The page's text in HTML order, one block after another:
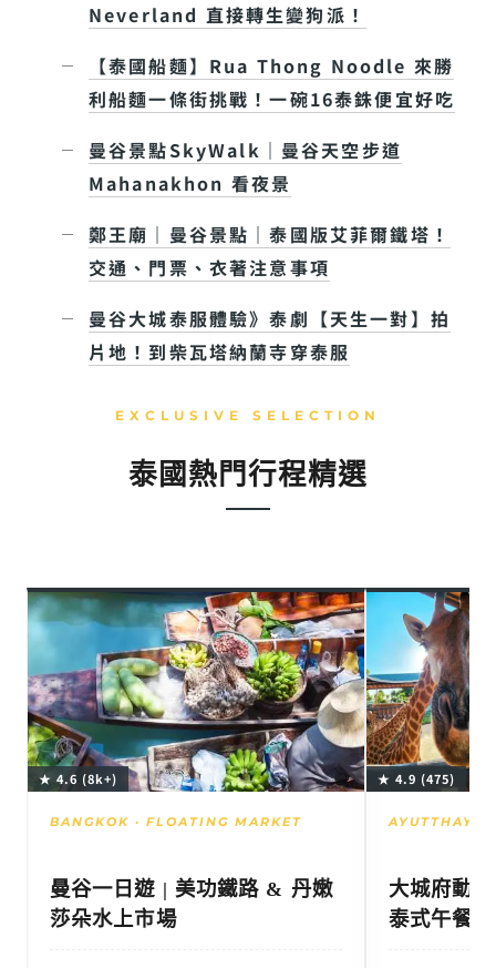
Neverland 直接轉生變狗派！
【泰國船麵】Rua Thong Noodle 來勝
利船麵一條街挑戰！一碗16泰銖便宜好吃
曼谷景點SkyWalk｜曼谷天空步道
Mahanakhon 看夜景
鄭王廟｜曼谷景點｜泰國版艾菲爾鐵塔！
交通、門票、衣著注意事項
曼谷大城泰服體驗》泰劇【天生一對】拍
片地！到柴瓦塔納蘭寺穿泰服
EXCLUSIVE SELECTION
泰國熱門行程精選
★ 4.6 (8k+)
BANGKOK · FLOATING MARKET
曼谷一日遊 | 美功鐵路 & 丹嫩
莎朵水上市場
★ 4.9 (475)
AYUTTHAYA
大城府動
泰式午餐)